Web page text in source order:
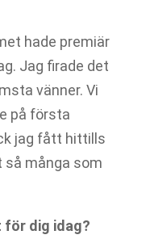
hade premiär
Jag firade det
vänner. Vi
på första
jag fått hittills
så många som
för dig idag?